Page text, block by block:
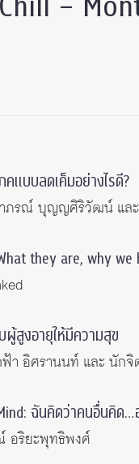
คแบบลดเค็มอย่างไรดี?
ภรณ์ บุญญศิริวัฒน์ แล
they are, why
สูงอายุให้มีความสุข
า อิศรานนท์ และ นัก
ฉันคิดว่าคนอื่นคิด…
อริยะพุทธิพงศ์